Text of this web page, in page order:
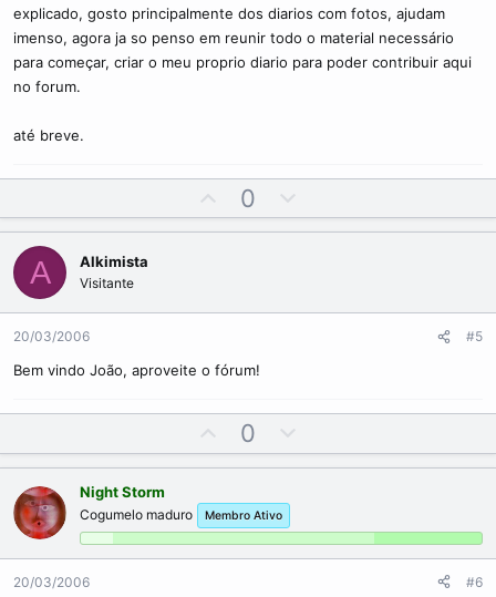
explicado, gosto principalmente dos diarios com fotos, ajudam
imenso, agora ja so penso em reunir todo o material necessário
para começar, criar o meu proprio diario para poder contribuir aqui
no forum.
até breve.
p
e
0
o
o
A Alkimista
Visitante
20/03/2006 #5
Bem vindo João, aproveite o fórum!
p
o
t
e
0
o
v
o
Night Storm
Cogumelo maduro Membro Ativo
20/03/2006 #6